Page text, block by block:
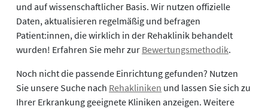
und auf wissenschaftlicher Basis. Wir nutzen offizielle
Daten, aktualisieren regelmäßig und befragen
Patient:innen, die wirklich in der Rehaklinik behandelt
wurden! Erfahren Sie mehr zur Bewertungsmethodik.
Noch nicht die passende Einrichtung gefunden? Nutzen
Sie unsere Suche nach Rehakliniken und lassen Sie sich zu
Ihrer Erkrankung geeignete Kliniken anzeigen. Weitere